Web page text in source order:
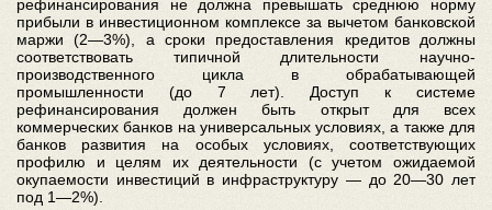
рефинансирования не должна превышать среднюю норму
прибыли в инвестиционном комплексе за вычетом банковской
маржи (2—3%), а сроки предоставления кредитов должны
соответствовать типичной длительности научно-
производственного цикла в обрабатывающей
промышленности (до 7 лет). Доступ к системе
рефинансирования должен быть открыт для всех
коммерческих банков на универсальных условиях, а также для
банков развития на особых условиях, соответствующих
профилю и целям их деятельности (с учетом ожидаемой
окупаемости инвестиций в инфраструктуру — до 20—30 лет
под 1—2%).